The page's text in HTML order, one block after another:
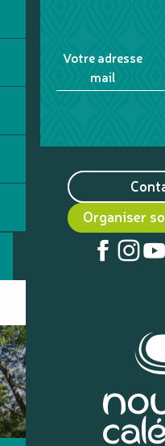
Votre adresse
mail
Organiser